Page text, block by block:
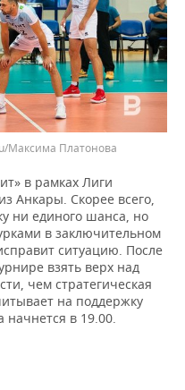
Максима Платонова
в рамках Лиги
Анкары. Скорее всего,
ни единого шанса, но
в заключительном
ситуацию. После
взять верх над
чем стратегическая
на поддержку
начнется в 19.00.